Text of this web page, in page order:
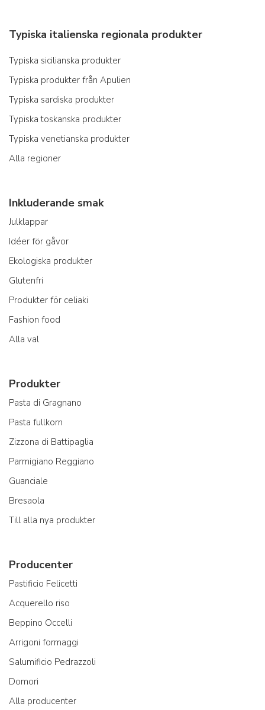
Typiska italienska regionala produkter
Typiska sicilianska produkter
Typiska produkter från Apulien
Typiska sardiska produkter
Typiska toskanska produkter
Typiska venetianska produkter
Alla regioner
Inkluderande smak
Julklappar
Idéer för gåvor
Ekologiska produkter
Glutenfri
Produkter för celiaki
Fashion food
Alla val
Produkter
Pasta di Gragnano
Pasta fullkorn
Zizzona di Battipaglia
Parmigiano Reggiano
Guanciale
Bresaola
Till alla nya produkter
Producenter
Pastificio Felicetti
Acquerello riso
Beppino Occelli
Arrigoni formaggi
Salumificio Pedrazzoli
Domori
Alla producenter